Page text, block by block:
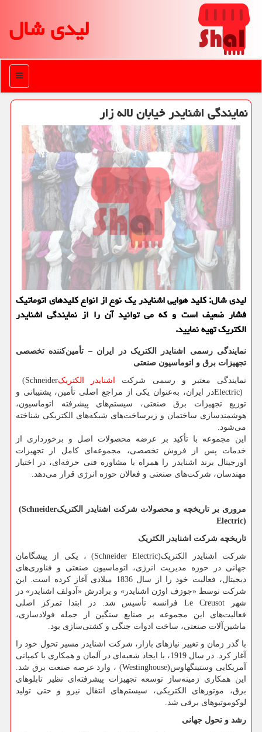
لیدی شال
منو
نمایندگی اشنایدر خیابان لاله زار
لیدی شال: كلید هوایی اشنایدر یك نوع از انواع كلیدهای اتوماتیك
فشار ضعیف است و كه می توانید آن را از نمایندگی اشنایدر
الكتریك تهیه نمایید.
نمایندگی رسمی اشنایدر الکتریک در ایران – تأمین‌کننده تخصصی
تجهیزات برق و اتوماسیون صنعتی
نمایندگی معتبر و رسمی شرکت اشنایدر الکتریک(Schneider
Electric)در ایران، به‌عنوان یکی از مراجع اصلی تأمین، پشتیبانی و
توزیع تجهیزات برق صنعتی، سیستم‌های پیشرفته اتوماسیون،
هوشمندسازی ساختمان و زیرساخت‌های شبکه‌های الکتریکی شناخته
می‌شود.
این مجموعه با تأکید بر عرضه محصولات اصل و برخورداری از
خدمات پس از فروش تخصصی، مجموعه‌ای کامل از تجهیزات
اورجینال برند اشنایدر را همراه با مشاوره فنی حرفه‌ای، در اختیار
مهندسان، شرکت‌های صنعتی و فعالان حوزه انرژی قرار می‌دهد.
مروری بر تاریخچه و محصولات شرکت اشنایدر الکتریک(Schneider
Electric)
تاریخچه شرکت اشنایدر الکتریک
شرکت اشنایدر الکتریک(Schneider Electric) ، یکی از پیشگامان
جهانی در حوزه مدیریت انرژی، اتوماسیون صنعتی و فناوری‌های
دیجیتال، فعالیت خود را از سال 1836 میلادی آغاز کرده است. این
شرکت توسط «جوزف اوژن اشنایدر» و برادرش «آدولف اشنایدر» در
شهر
Le Creusot فرانسه تأسیس شد. در ابتدا تمرکز اصلی
فعالیت‌های این مجموعه بر صنایع سنگین از جمله فولادسازی،
ماشین‌آلات صنعتی، ساخت ادوات جنگی و کشتی‌سازی بود.
با گذر زمان و تغییر نیازهای بازار، شرکت اشنایدر مسیر تحول خود را
آغاز کرد. در سال 1919، با ایجاد شعبه‌ای در آلمان و همکاری با کمپانی
آمریکایی وستینگهاوس(Westinghouse) ، وارد عرصه صنعت برق شد.
این همکاری زمینه‌ساز توسعه تجهیزات پیشرفته‌ای نظیر تابلوهای
برق، موتورهای الکتریکی، سیستم‌های انتقال نیرو و حتی تولید
لوکوموتیوهای برقی شد.
رشد و تحول جهانی